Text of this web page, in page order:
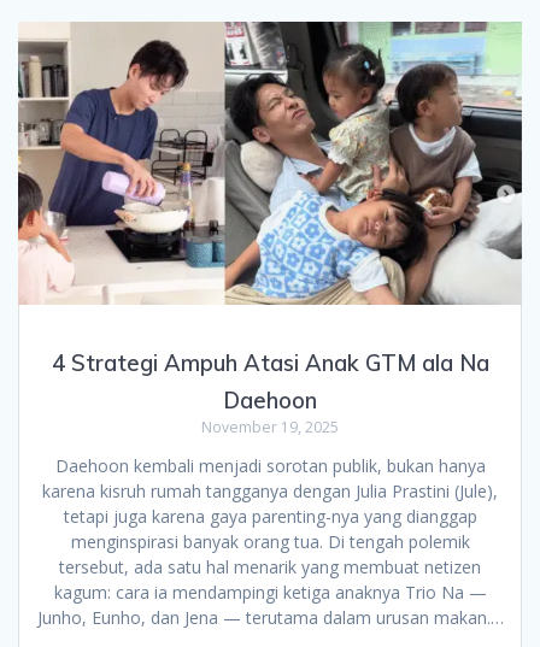
4 Strategi Ampuh Atasi Anak GTM ala Na
Daehoon
November 19, 2025
Daehoon kembali menjadi sorotan publik, bukan hanya
karena kisruh rumah tangganya dengan Julia Prastini (Jule),
tetapi juga karena gaya parenting-nya yang dianggap
menginspirasi banyak orang tua. Di tengah polemik
tersebut, ada satu hal menarik yang membuat netizen
kagum: cara ia mendampingi ketiga anaknya Trio Na —
Junho, Eunho, dan Jena — terutama dalam urusan makan.…